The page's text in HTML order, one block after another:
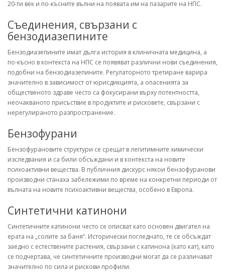
20-ти век и по-късните вълни на появата им на пазарите на НПС.
Съединения, свързани с
бензодиазепините
Бензодиазепините имат дълга история в клиничната медицина, а
по-късно в контекста на НПС се появяват различни нови съединения,
подобни на бензодиазепините. Регулаторното третиране варира
значително в зависимост от юрисдикцията, а опасенията за
общественото здраве често са фокусирани върху потентността,
неочакваното присъствие в продуктите и рисковете, свързани с
нерегулираното разпространение.
Бензофурани
Бензофурановите структури се срещат в легитимните химически
изследвания и са били обсъждани и в контекста на новите
психоактивни вещества. В публичния дискурс някои бензофуранови
производни станаха забележими по време на конкретни периоди от
вълната на новите психоактивни вещества, особено в Европа.
Синтетични катинони
Синтетичните катинони често се описват като основен двигател на
ерата на „солите за баня“. Исторически погледнато, те се обсъждат
заедно с естествените растения, свързани с катинона (като кат), като
се подчертава, че синтетичните производни могат да се различават
значително по сила и рискови профили.